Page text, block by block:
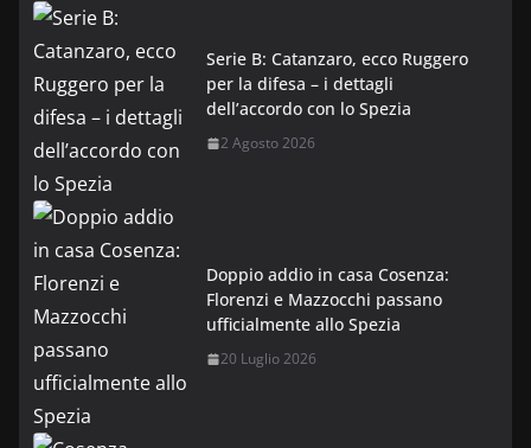
Serie B: Catanzaro, ecco Ruggero
per la difesa – i dettagli
dell’accordo con lo Spezia
2 Agosto 2026
Doppio addio in casa Cosenza:
Florenzi e Mazzocchi passano
ufficialmente allo Spezia
20 Luglio 2026